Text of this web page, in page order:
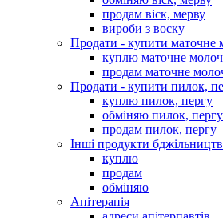
продам віск, мерву
вироби з воску
Продати - купити маточне
куплю маточне
продам маточне
Продати - купити пилок,
куплю пилок, пергу
обміняю пилок, пергу
продам пилок, пергу
Інші продукти
куплю
продам
обміняю
Апітерапія